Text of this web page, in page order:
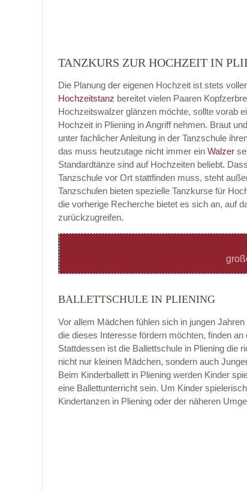
Telefonnummer
E-Mail-Adresse
Mittwoch
TANZKURS ZUR HOCHZEIT IN
Die Planung der eigenen Hochzeit ist stets
Hochzeitstanz bereitet vielen Paaren
Hochzeitswalzer glänzen möchte, sollte vorab
Hochzeit in Pliening in Angriff nehmen. Braut
unter fachlicher Anleitung in der Tanzschule
das muss heutzutage nicht immer ein Walzer
Standardtänze sind auf Hochzeiten beliebt.
Tanzschule vor Ort stattfinden muss, steht
Tanzschulen bieten spezielle Tanzkurse für
die vorherige Recherche bietet es sich an, auf
zurückzugreifen.
BALLETTSCHULE IN PLIENING
Vor allem Mädchen fühlen sich in jungen
die dieses Interesse fördern möchten, finden
Stattdessen ist die Ballettschule in Pliening die
nicht nur kleinen Mädchen, sondern auch
Beim Kinderballett in Pliening werden Kinder
eine Ballettunterricht sein. Um Kinder
Kindertanzen in Pliening oder der näheren